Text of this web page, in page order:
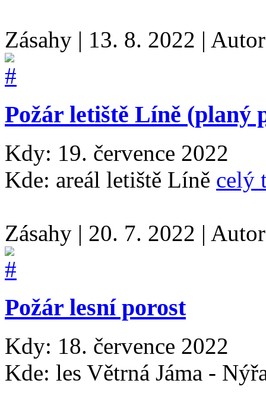
Zásahy | 13. 8. 2022 |
Požár letiště Líně (planý
Kdy: 19. července 2022
Kde: areál letiště Líně celý
Zásahy | 20. 7. 2022 |
Požár lesní porost
Kdy: 18. července 2022
Kde: les Větrná Jáma -